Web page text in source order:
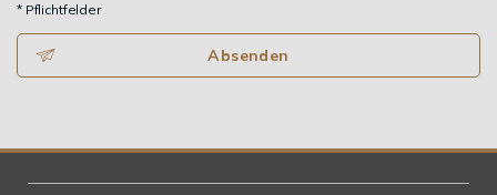
* Pflichtfelder
Absenden